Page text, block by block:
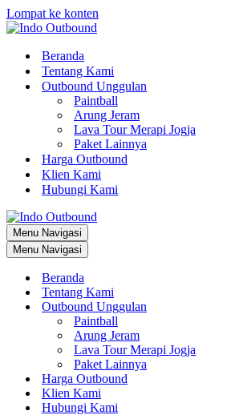
Lompat ke konten
Beranda
Tentang Kami
Outbound Unggulan
Paintball
Arung Jeram
Lava Tour Merapi Jogja
Paket Lainnya
Harga Outbound
Klien Kami
Hubungi Kami
Menu Navigasi
Menu Navigasi
Beranda
Tentang Kami
Outbound Unggulan
Paintball
Arung Jeram
Lava Tour Merapi Jogja
Paket Lainnya
Harga Outbound
Klien Kami
Hubungi Kami